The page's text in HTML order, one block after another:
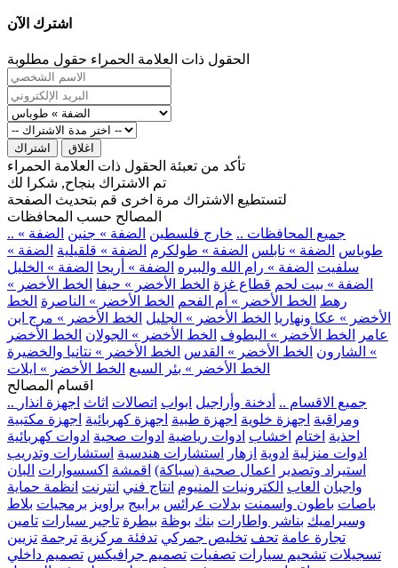
اشترك الآن
الحقول ذات العلامة الحمراء حقول مطلوبة
اشتراك اغلاق
تأكد من تعبئة الحقول ذات العلامة الحمراء
تم الاشتراك بنجاح, شكرا لك
لتستطيع الاشتراك مرة اخرى قم بتحديث الصفحة
المصالح حسب المحافظات
.. جميع المحافظات .. خارج فلسطين الضفة » جنين الضفة »
طوباس الضفة » نابلس الضفة » طولكرم الضفة » قلقيلية الضفة »
سلفيت الضفة » رام الله والبيره الضفة » أريحا الضفة » الخليل
الضفة » بيت لحم قطاع غزة الخط الأخضر » حيفا الخط الأخضر »
رهط الخط الأخضر » أم الفحم الخط الأخضر » الناصرة الخط
الأخضر » عكا ونهاريا الخط الأخضر » الجليل الخط الأخضر » مرج ابن
عامر
الخط الأخضر » البطوف الخط الأخضر » الجولان الخط الأخضر
» الشارون الخط الأخضر » القدس الخط الأخضر » نتانيا والخضيرة
الخط الأخضر » بئر السبع الخط الأخضر » ايلات
اقسام المصالح
.. جميع الاقسام .. أدخنة وأراجيل ابواب اتصالات اثاث اجهزة انذار
ومراقبة اجهزة خلوية اجهزة طبية اجهزة كهربائية اجهزة مكتبية
احذية اختام اخشاب ادوات رياضية ادوات صحية ادوات كهربائية
ادوات منزلية ادوية ازهار استشارات هندسية استشارات وتدريب
استيراد وتصدير
اعمال صحية (سباكة) اقمشة اكسسوارات البان
واجبان العاب الكترونيات المنيوم انتاج فني انترنت انظمة حماية
باصات باطون واسمنت بدلات عرائس برابيج براويز برمجيات بلاط
وسيراميك بناشر واطارات بنك بوظة بيطرة تاجير سيارات تامين
تجارة عامة تحف تخليص جمركي تدفئة مركزية ترجمة تزيين
تسجيلات تشحيم سيارات تصفيات تصميم جرافيكس تصميم داخلي